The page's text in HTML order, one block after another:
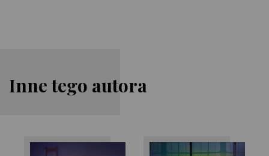
Inne tego autora